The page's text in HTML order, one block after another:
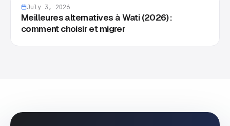
July 3, 2026
Meilleures alternatives à Wati (2026) :
comment choisir et migrer